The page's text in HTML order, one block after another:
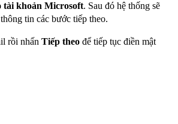
tài khoản Microsoft. Sau đó hệ thống sẽ
tin các bước tiếp theo.
rồi nhấn Tiếp theo để tiếp tục điền mật